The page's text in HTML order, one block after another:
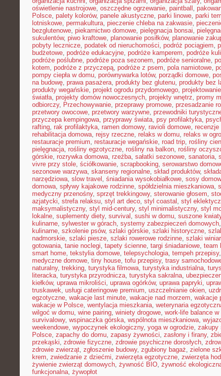
oświetlenie nastrojowe, oszczędne ogrzewanie, paintball ,
Polsce, palety kolorów, panele akustyczne, parki linowe, parki
lotniskowe, permakultura, pieczenie chleba na zakwasie,
bezglutenowe, piekarnictwo domowe, pielęgnacja bonsai,
sukulentów, piwo kraftowe, planowanie posiłków, planowanie
pobyty lecznicze, podatek od nieruchomości, podróż pociągiem,
budżetowe, podróże edukacyjne, podróże kamperem, podróże
podróże poślubne, podróże poza sezonem, podróże senioralne,
kotem, podróże z przyczepą, podróże z psem, pola namiotowe,
pompy ciepła w domu, porównywarka lotów, porządki domowe,
na budowę, prawa pasażera, produkty bez glutenu, produkty bez
produkty wegańskie, projekt ogrodu przydomowego,
światła, projekty domów nowoczesnych, projekty wnętrz, promy
odbiorczy, Przechowywanie, przeprawy promowe, przesadzanie
przetwory owocowe, przetwory warzywne, przewodniki
przyczepa kempingowa, przyprawy świata, psy profilaktyka,
rafting, rak profilaktyka, ramen domowy, ravioli domowe, recenzje
rehabilitacja domowa, rejsy rzeczne, relaks w domu, relaks w
restauracje premium, restauracje wegańskie, road trip, rośliny
pielęgnacja, rośliny egzotyczne, rośliny na balkon, rośliny
górskie, rozrywka domowa, rzeźba, sałatki sezonowe, sanatoria,
vivre przy stole, ściółkowanie, scrapbooking, serowarstwo
sezonowe warzywa, skanseny regionalne, skład produktów,
narzędziowa, slow travel , śniadania wysokobiałkowe, sosy
domowa, spływy kajakowe rodzinne, spółdzielnia mieszkaniowa,
medyczny przenośny, sprzęt trekkingowy, sterowanie głosem,
azjatycki, strefa relaksu, styl art deco, styl coastal , styl
maksymalistyczny, styl mid-century, styl minimalistyczny, styl
lokalne, suplementy diety, survival , sushi w domu, suszone
kulinarne, sylwester w górach, systemy zabezpieczeń domowych
kulinarne, szkolenie psów, szlaki górskie, szlaki historyczne,
nadmorskie, szlaki piesze, szlaki rowerowe rodzinne, szlaki
gotowania, tanie noclegi, tapety ścienne, targi śniadaniowe, team
smart home, tekstylia domowe, telepsychologia, tempeh przepisy
medyczne domowe, tiny house, tofu przepisy, trasy
naturalny, trekking, turystyka filmowa, turystyka industrialna,
literacka, turystyka przyrodnicza, turystyka sakralna,
kiełków, uprawa mikroliści, uprawa ogórków, uprawa papryki,
truskawek, usługi cateringowe premium, uszczelnianie okien,
egzotyczne, wakacje last minute, wakacje nad morzem, wakacje
wakacje w Polsce, wentylacja mieszkania, weterynaria
wilgoć w domu, wine pairing, winiety drogowe, work-life balance w
survivalowy, wspinaczka górska, wspólnota mieszkaniowa,
weekendowe, wypoczynek ekologiczny, yoga w ogrodzie, zakupy
Polsce, zapachy do domu, zapasy żywności, zasłony i firany,
przekąski, zdrowie fizyczne, zdrowie psychiczne dorosłych,
zdrowie zwierząt, zgłoszenie budowy, zgubiony bagaż, zielone
krem, zwiedzanie z dziećmi, zwierzęta egzotyczne, zwierzęta
żywienie zwierząt domowych, żywność BIO, żywność
funkcjonalna, żywopłot